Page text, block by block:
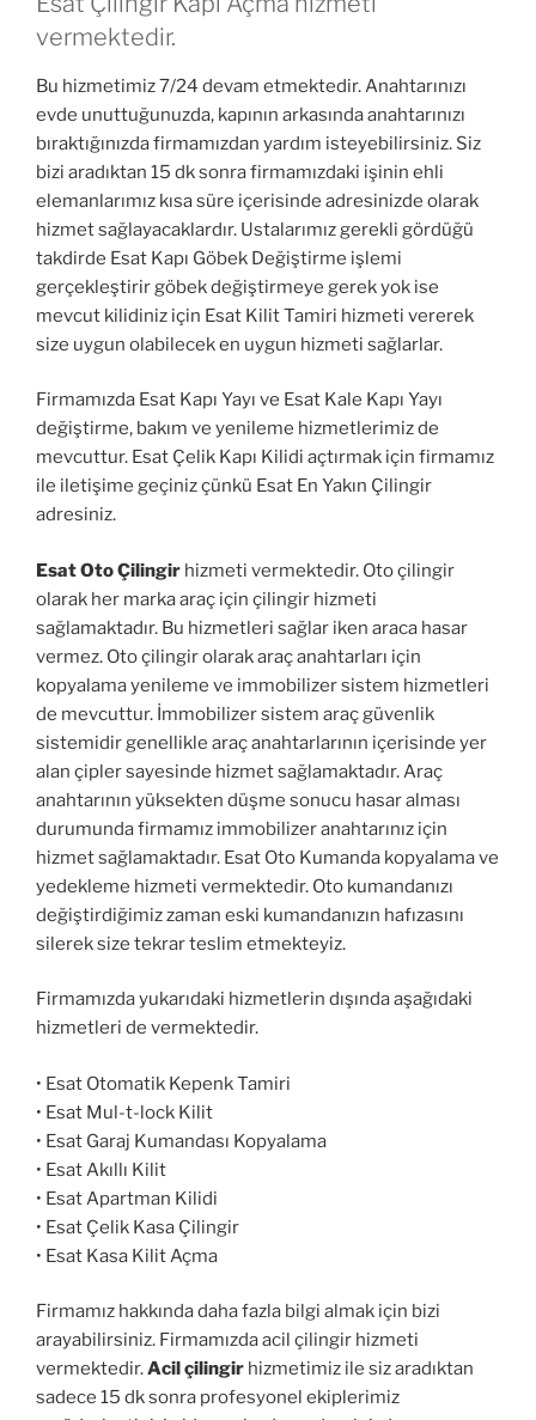
vermektedir.
Bu hizmetimiz 7/24 devam etmektedir. Anahtarınızı
evde unuttuğunuzda, kapının arkasında anahtarınızı
bıraktığınızda firmamızdan yardım isteyebilirsiniz. Siz
bizi aradıktan 15 dk sonra firmamızdaki işinin ehli
elemanlarımız kısa süre içerisinde adresinizde olarak
hizmet sağlayacaklardır. Ustalarımız gerekli gördüğü
takdirde Esat Kapı Göbek Değiştirme işlemi
gerçekleştirir göbek değiştirmeye gerek yok ise
mevcut kilidiniz için Esat Kilit Tamiri hizmeti vererek
size uygun olabilecek en uygun hizmeti sağlarlar.
Firmamızda Esat Kapı Yayı ve Esat Kale Kapı Yayı
değiştirme, bakım ve yenileme hizmetlerimiz de
mevcuttur. Esat Çelik Kapı Kilidi açtırmak için firmamız
ile iletişime geçiniz çünkü Esat En Yakın Çilingir
adresiniz.
Esat Oto Çilingir hizmeti vermektedir. Oto çilingir
olarak her marka araç için çilingir hizmeti
sağlamaktadır. Bu hizmetleri sağlar iken araca hasar
vermez. Oto çilingir olarak araç anahtarları için
kopyalama yenileme ve immobilizer sistem hizmetleri
de mevcuttur. İmmobilizer sistem araç güvenlik
sistemidir genellikle araç anahtarlarının içerisinde yer
alan çipler sayesinde hizmet sağlamaktadır. Araç
anahtarının yüksekten düşme sonucu hasar alması
durumunda firmamız immobilizer anahtarınız için
hizmet sağlamaktadır. Esat Oto Kumanda kopyalama ve
yedekleme hizmeti vermektedir. Oto kumandanızı
değiştirdiğimiz zaman eski kumandanızın hafızasını
silerek size tekrar teslim etmekteyiz.
Firmamızda yukarıdaki hizmetlerin dışında aşağıdaki
hizmetleri de vermektedir.
• Esat Otomatik Kepenk Tamiri
• Esat Mul-t-lock Kilit
• Esat Garaj Kumandası Kopyalama
• Esat Akıllı Kilit
• Esat Apartman Kilidi
• Esat Çelik Kasa Çilingir
• Esat Kasa Kilit Açma
Firmamız hakkında daha fazla bilgi almak için bizi
arayabilirsiniz. Firmamızda acil çilingir hizmeti
vermektedir.Acil çilingir hizmetimiz ile siz aradıktan
sadece 15 dk sonra profesyonel ekiplerimiz